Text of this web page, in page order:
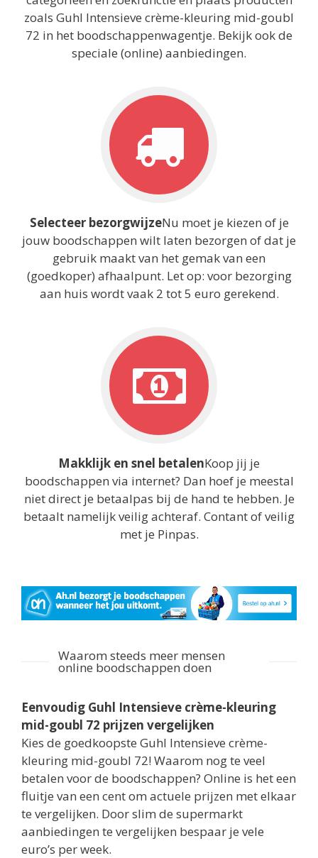
zoals Guhl Intensieve crème-kleuring mid-goubl
72 in het boodschappenwagentje. Bekijk ook de
speciale (online) aanbiedingen.
Selecteer bezorgwijzeNu moet je kiezen of je
jouw boodschappen wilt laten bezorgen of dat je
gebruik maakt van het gemak van een
(goedkoper) afhaalpunt. Let op: voor bezorging
aan huis wordt vaak 2 tot 5 euro gerekend.
Makklijk en snel betalenKoop jij je
boodschappen via internet? Dan hoef je meestal
niet direct je betaalpas bij de hand te hebben. Je
betaalt namelijk veilig achteraf. Contant of veilig
met je Pinpas.
Waarom steeds meer mensen
online boodschappen doen
Eenvoudig Guhl Intensieve crème-kleuring
mid-goubl 72 prijzen vergelijken
Kies de goedkoopste Guhl Intensieve crème-
kleuring mid-goubl 72! Waarom nog te veel
betalen voor de boodschappen? Online is het een
fluitje van een cent om actuele prijzen met elkaar
te vergelijken. Door slim de supermarkt
aanbiedingen te vergelijken bespaar je vele
euro’s per week.